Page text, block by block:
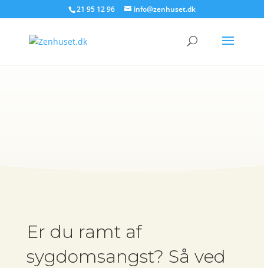
21 95 12 96 info@zenhuset.dk
Er du ramt af
sygdomsangst? Så ved